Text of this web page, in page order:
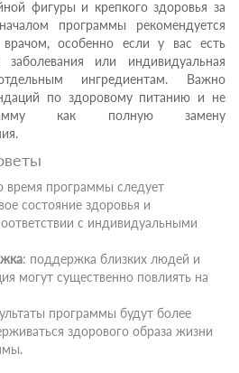
фигуры и крепкого здоровья за
программы рекомендуется
врачом, особенно если у вас есть
заболевания или индивидуальная
ингредиентам. Важно
по здоровому питанию и не
как полную замену
время программы следует
состояние здоровья и
с индивидуальными
: поддержка близких людей и
могут существенно повлиять на
программы будут более
здорового образа жизни